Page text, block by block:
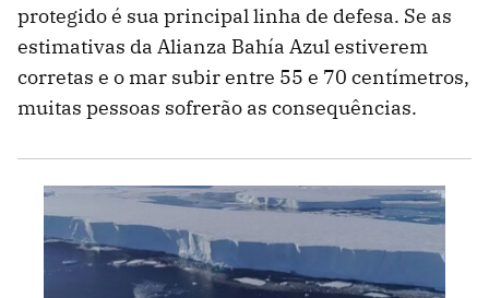
protegido é sua principal linha de defesa. Se as
estimativas da Alianza Bahía Azul estiverem
corretas e o mar subir entre 55 e 70 centímetros,
muitas pessoas sofrerão as consequências.